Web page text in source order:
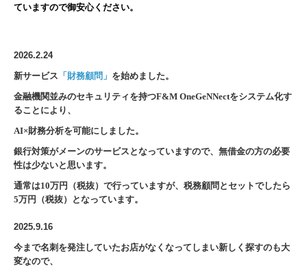
ていますので御安心ください。
2026.2.24
新サービス 「財務顧問」 を始めました。
金融機関並みのセキュリティを持つF&M OneGeNNectをシステム化す
ることにより、
AI×財務分析を可能にしました。
銀行対策がメーンのサービスとなっていますので、無借金の方の必要
性は少ないと思います。
通常は10万円（税抜）で行っていますが、税務顧問とセットでしたら
5万円（税抜）となっています。
2025.9.16
今まで名刺を発注していたお店がなくなってしまい新しく探すのも大
変なので、